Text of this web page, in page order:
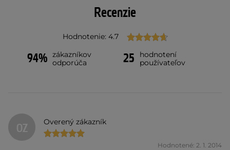
Recenzie
Hodnotenie: 4.7
94% zákazníkov
odporúča
25
hodnotení
používateľov
OZ Overený zákazník
Hodnotené: 2. 1. 2014